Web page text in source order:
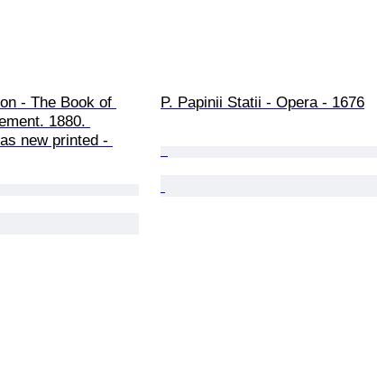
- The Book of
1880.
new printed -
P. Papinii Statii - Opera - 1676